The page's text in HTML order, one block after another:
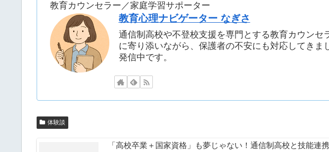
教育カウンセラー／家庭学習サポーター
教育心理ナビゲーター なぎさ
通信制高校や不登校支援を専門とする教育カウンセ
に寄り添いながら、保護者の不安にも対応してき
発信中です。
体験談
「高校卒業＋国家資格」も夢じゃない！通信制高校と技能連